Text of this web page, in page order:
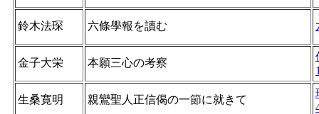
鈴木法琛 六條學報を讀む
金子大栄 本願三心の考察
生桑寛明 親鸞聖人正信偈の一節に就きて